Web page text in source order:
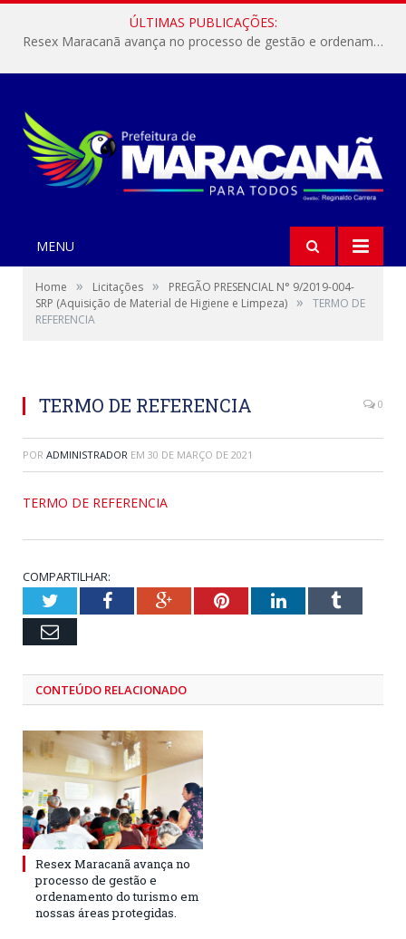
ÚLTIMAS PUBLICAÇÕES:
Resex Maracanã avança no processo de gestão e ordenamento do turismo em nossas áreas protegidas.
MENU
Home » Licitações »
PREGÃO PRESENCIAL N° 9/2019-004-
SRP (Aquisição de Material de Higiene e Limpeza) »
TERMO DE
REFERENCIA
TERMO DE REFERENCIA 0
POR ADMINISTRADOR EM 30 DE MARÇO DE 2021
TERMO DE REFERENCIA
COMPARTILHAR:
TwitterFacebookGoogle+PinterestLinkedInTumblr
Email
CONTEÚDO RELACIONADO
Resex Maracanã avança no
processo de gestão e
ordenamento do turismo em
nossas áreas protegidas.